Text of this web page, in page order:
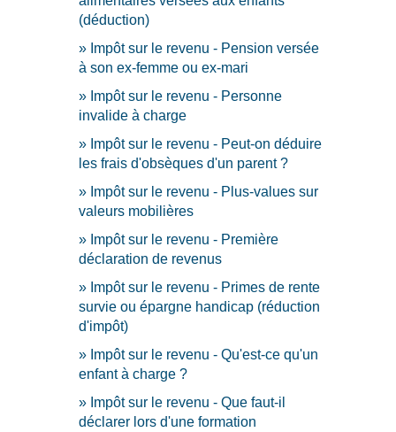
(déduction)
Impôt sur le revenu - Pension versée
à son ex-femme ou ex-mari
Impôt sur le revenu - Personne
invalide à charge
Impôt sur le revenu - Peut-on déduire
les frais d'obsèques d'un parent ?
Impôt sur le revenu - Plus-values sur
valeurs mobilières
Impôt sur le revenu - Première
déclaration de revenus
Impôt sur le revenu - Primes de rente
survie ou épargne handicap (réduction
d'impôt)
Impôt sur le revenu - Qu'est-ce qu'un
enfant à charge ?
Impôt sur le revenu - Que faut-il
déclarer lors d'une formation